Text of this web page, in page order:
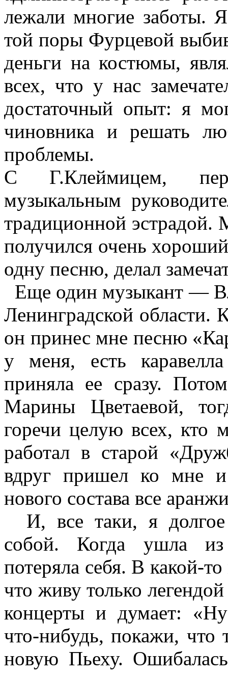
лежали многие заботы.
той поры Фурцевой
деньги на костюмы,
всех, что у нас
достаточный опыт: я
чиновника и решать
проблемы.
С Г.Клеймицем,
музыкальным
традиционной эстрадой.
получился очень
одну песню, делал
Еще один музыкант —
Ленинградской области.
он принес мне песню
у меня, есть
приняла ее сразу.
Марины Цветаевой,
горечи целую всех, кто
работал в старой
вдруг пришел ко мне и
нового состава все
И, все таки, я долгое
собой. Когда ушла
потеряла себя. В какой-
что живу только
концерты и думает:
что-нибудь, покажи,
новую Пьеху.